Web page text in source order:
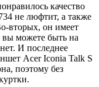
качество
не люфтит, а также
вторых, он имеет
вы можете быть на
И последнее
Acer Iconia Talk S
поэтому без